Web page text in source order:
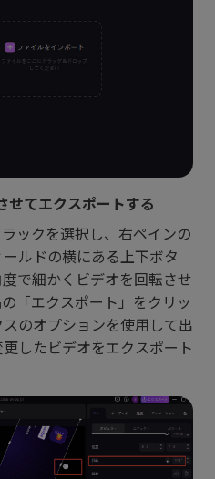
せてエクスポートする
ックを選択し、右ペインの
ルドの横にある上下ボタ
で細かくビデオを回転させ
「エクスポート」をクリッ
のオプションを使用して出
したビデオをエクスポート